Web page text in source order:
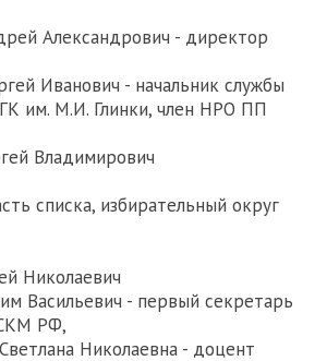
Александрович - директор
Иванович - начальник службы
им. М.И. Глинки, член НРО ПП
Владимирович
списка, избирательный округ
Николаевич
Васильевич - первый секретарь
РФ,
Николаевна - доцент